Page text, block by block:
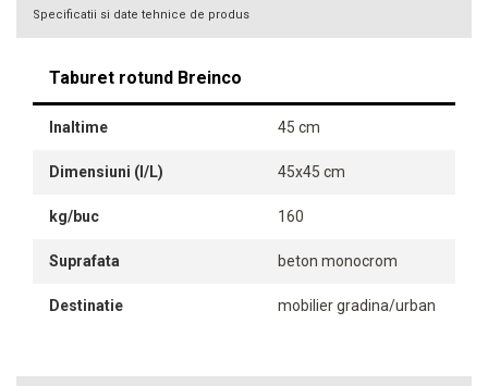
Specificatii si date tehnice de produs
Taburet rotund Breinco
Inaltime 45 cm
Dimensiuni (l/L) 45x45 cm
kg/buc 160
Suprafata beton monocrom
Destinatie mobilier gradina/urban